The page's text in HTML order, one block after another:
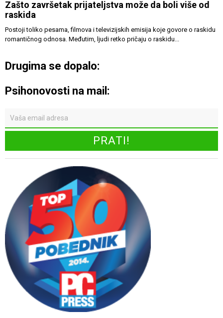
Zašto završetak prijateljstva može da boli više od
raskida
Postoji toliko pesama, filmova i televizijskih emisija koje govore o raskidu
romantičnog odnosa. Međutim, ljudi retko pričaju o raskidu...
Drugima se dopalo:
Psihonovosti na mail: